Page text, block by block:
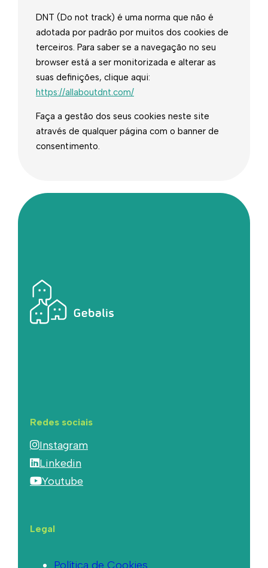
DNT (Do not track) é uma norma que não é
adotada por padrão por muitos dos cookies de
terceiros. Para saber se a navegação no seu
browser está a ser monitorizada e alterar as
suas definições, clique aqui:
https://allaboutdnt.com/
Faça a gestão dos seus cookies neste site
através de qualquer página com o banner de
consentimento.
Redes sociais
Instagram
Linkedin
Youtube
Legal
Política de Cookies